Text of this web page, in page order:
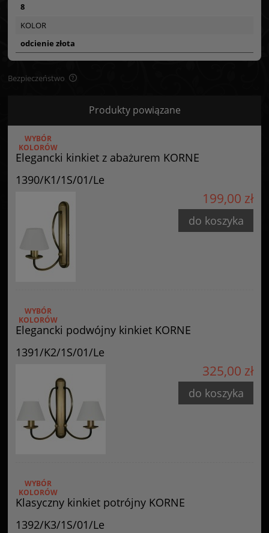
8
KOLOR
odcienie złota
Bezpieczeństwo
Certyfikaty i ostrzeżenie bezpieczeństwa
Posiada oznaczenie CE (zgodność z normami UE).
Starzyńskiego 6
42-224 Częstochowa, Polska
info@goldsun-lampy.pl
Produkty powiązane
Elegancki kinkiet z abażurem KORNE
1390/K1/1S/01/Le
WYBÓR
KOLORÓW
199,00 zł
do koszyka
Elegancki podwójny kinkiet KORNE
1391/K2/1S/01/Le
WYBÓR
KOLORÓW
325,00 zł
do koszyka
Klasyczny kinkiet potrójny KORNE
1392/K3/1S/01/Le
WYBÓR
KOLORÓW